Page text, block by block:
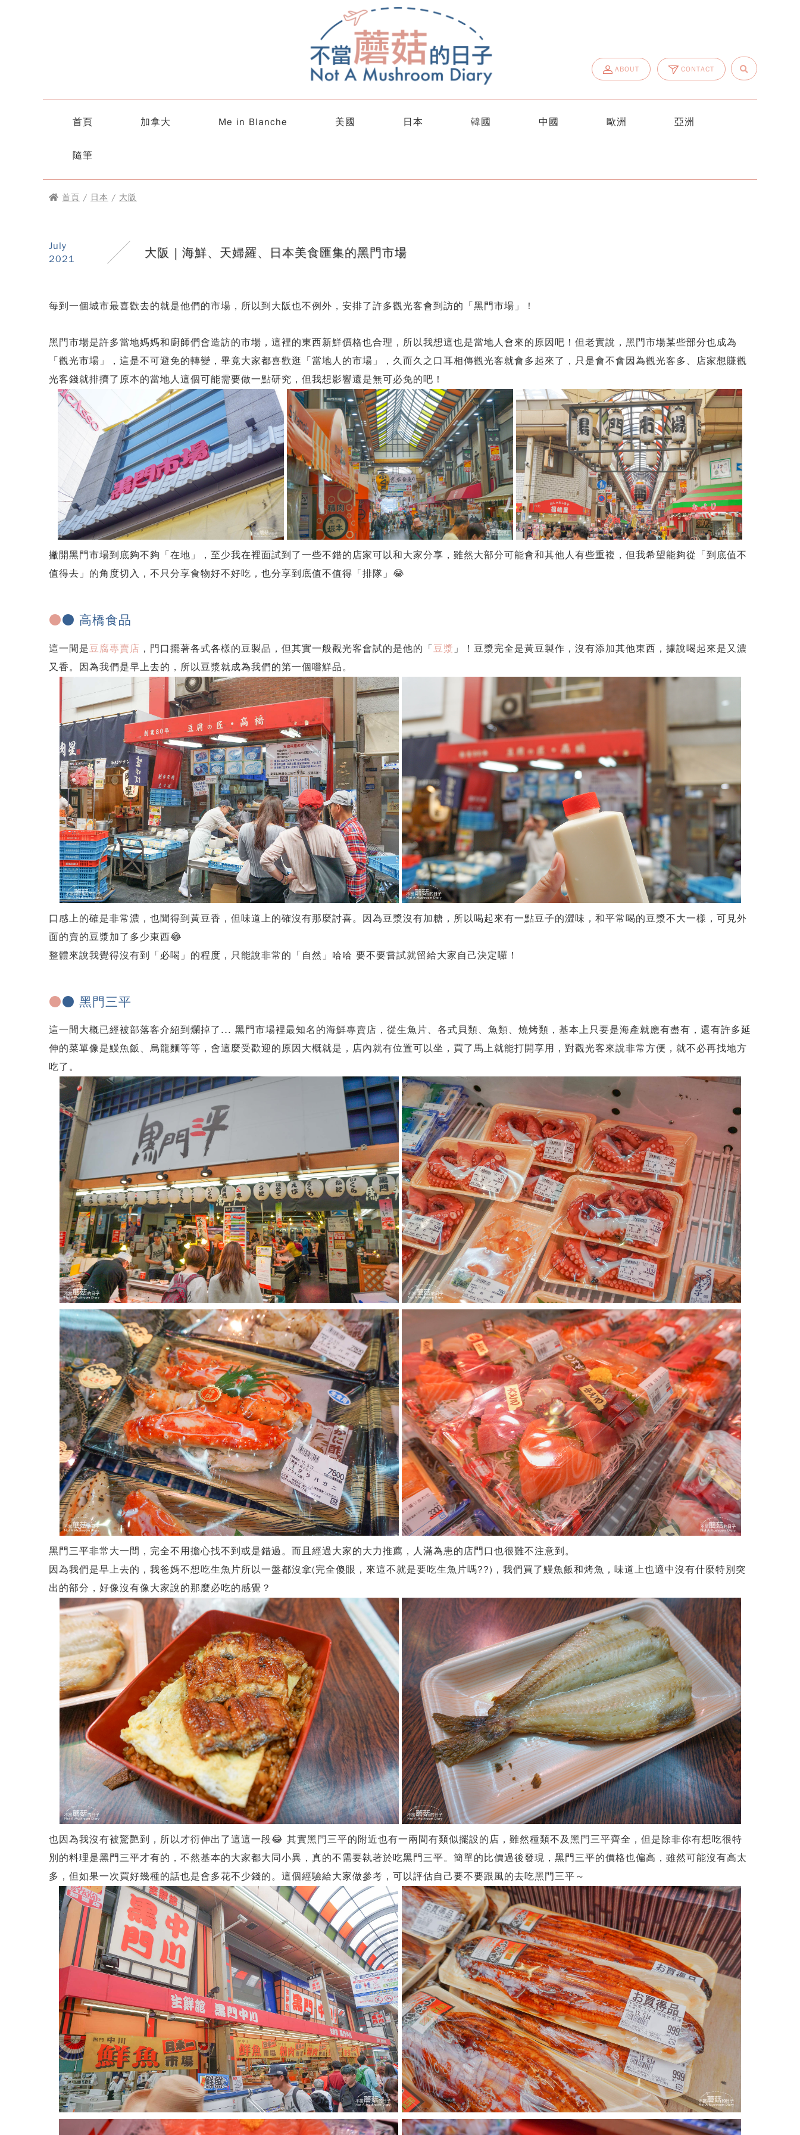
ABOUT CONTACT
首頁 加拿大 Me in Blanche 美國 日本 韓國 中國 歐洲 亞洲
隨筆
首頁 / 日本 / 大阪
July
2021
大阪｜海鮮、天婦羅、日本美食匯集的黑門市場
每到一個城市最喜歡去的就是他們的市場，所以到大阪也不例外，安排了許多觀光客會到訪的「黑門市場」！
黑門市場是許多當地媽媽和廚師們會造訪的市場，這裡的東西新鮮價格也合理，所以我想這也是當地人會來的原因吧！但老實說，黑門市場某些部分也成為
「觀光市場」，這是不可避免的轉變，畢竟大家都喜歡逛「當地人的市場」，久而久之口耳相傳觀光客就會多起來了，只是會不會因為觀光客多、店家想賺觀
光客錢就排擠了原本的當地人這個可能需要做一點研究，但我想影響還是無可必免的吧！
撇開黑門市場到底夠不夠「在地」，至少我在裡面試到了一些不錯的店家可以和大家分享，雖然大部分可能會和其他人有些重複，但我希望能夠從「到底值不
值得去」的角度切入，不只分享食物好不好吃，也分享到底值不值得「排隊」😂
●● 高橋食品
這一間是豆腐專賣店 ，門口擺著各式各樣的豆製品，但其實一般觀光客會試的是他的「豆漿 」！豆漿完全是黃豆製作，沒有添加其他東西，據說喝起來是又濃
又香。因為我們是早上去的，所以豆漿就成為我們的第一個嚐鮮品。
口感上的確是非常濃，也聞得到黃豆香，但味道上的確沒有那麼討喜。因為豆漿沒有加糖，所以喝起來有一點豆子的澀味，和平常喝的豆漿不大一樣，可見外
面的賣的豆漿加了多少東西😂
整體來說我覺得沒有到「必喝」的程度，只能說非常的「自然」哈哈 要不要嘗試就留給大家自己決定囉！
●● 黑門三平
這一間大概已經被部落客介紹到爛掉了... 黑門市場裡最知名的海鮮專賣店，從生魚片、各式貝類、魚類、燒烤類，基本上只要是海產就應有盡有，還有許多延
伸的菜單像是鰻魚飯、烏龍麵等等，會這麼受歡迎的原因大概就是，店內就有位置可以坐，買了馬上就能打開享用，對觀光客來說非常方便，就不必再找地方
吃了。
黑門三平非常大一間，完全不用擔心找不到或是錯過。而且經過大家的大力推薦，人滿為患的店門口也很難不注意到。
因為我們是早上去的，我爸媽不想吃生魚片所以一盤都沒拿(完全傻眼，來這不就是要吃生魚片嗎??)，我們買了鰻魚飯和烤魚，味道上也適中沒有什麼特別突
出的部分，好像沒有像大家說的那麼必吃的感覺？
也因為我沒有被驚艷到，所以才衍伸出了這這一段😂 其實黑門三平的附近也有一兩間有類似擺設的店，雖然種類不及黑門三平齊全，但是除非你有想吃很特
別的料理是黑門三平才有的，不然基本的大家都大同小異，真的不需要執著於吃黑門三平。簡單的比價過後發現，黑門三平的價格也偏高，雖然可能沒有高太
多，但如果一次買好幾種的話也是會多花不少錢的。這個經驗給大家做參考，可以評估自己要不要跟風的去吃黑門三平～